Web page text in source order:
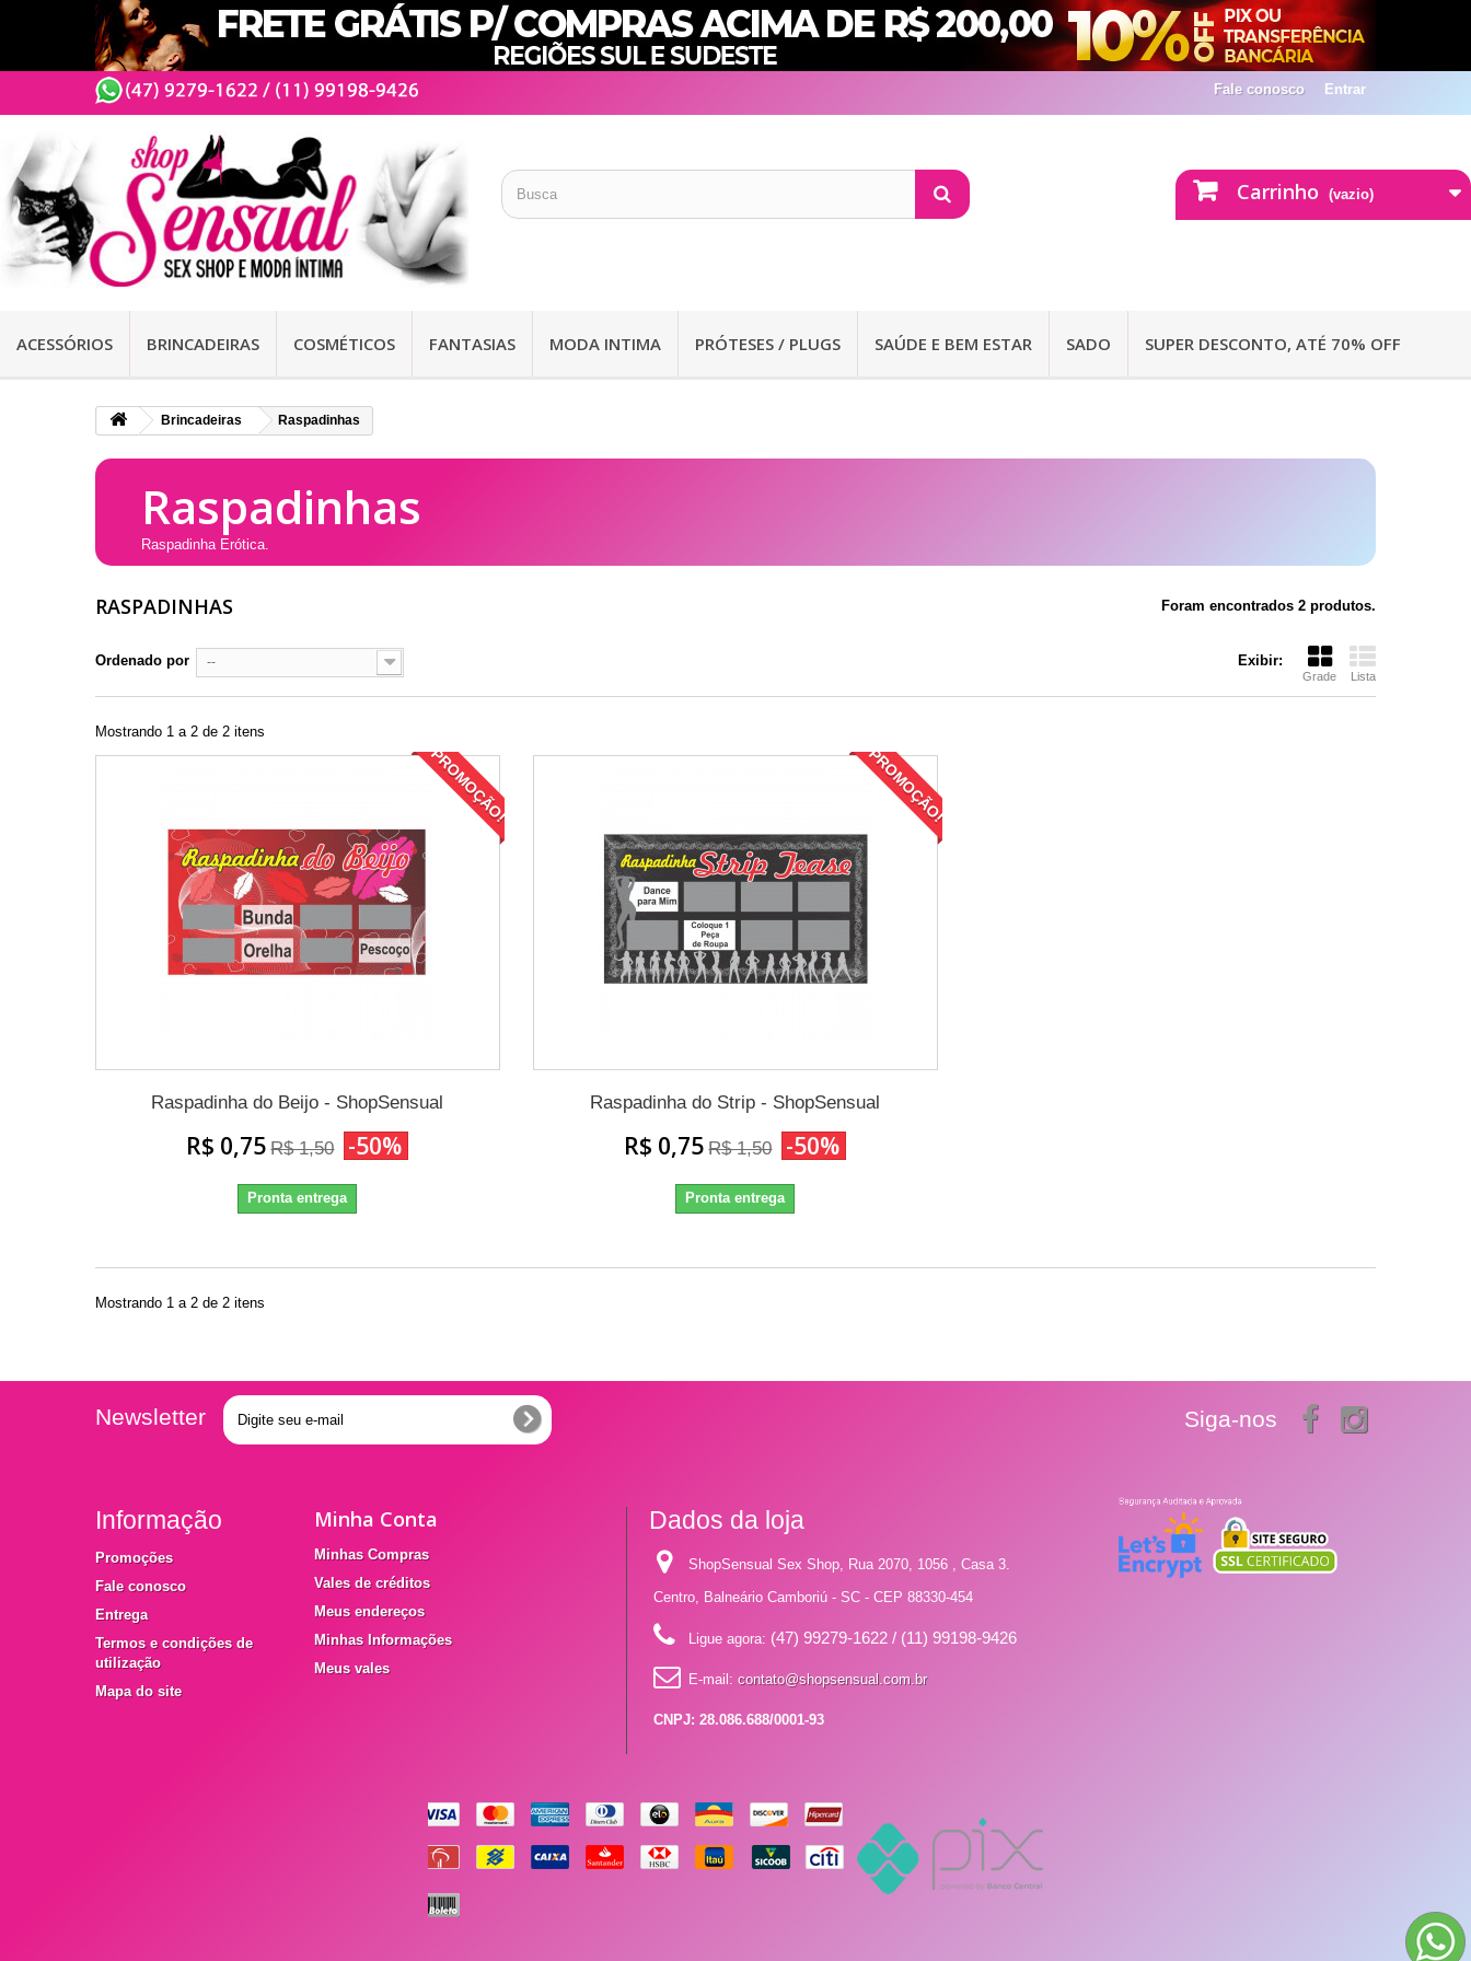
Entrar
Fale conosco
Carrinho (vazio)
ACESSÓRIOS BRINCADEIRAS COSMÉTICOS FANTASIAS MODA INTIMA PRÓTESES / PLUGS SAÚDE E BEM ESTAR SADO SUPER DESCONTO, ATÉ 70% OFF
Brincadeiras Raspadinhas
Raspadinhas
Raspadinha Erótica.
RASPADINHAS Foram encontrados 2 produtos.
Exibir:
Grade Lista
Ordenado por --
Mostrando 1 a 2 de 2 itens
PROMOÇÃO!
Raspadinha do Beijo - ShopSensual
R$ 0,75 R$ 1,50 -50%
Pronta entrega
PROMOÇÃO!
Raspadinha do Strip - ShopSensual
R$ 0,75 R$ 1,50 -50%
Pronta entrega
Mostrando 1 a 2 de 2 itens
Newsletter Siga-nos
Informação
Promoções
Fale conosco
Entrega
Termos e condições de
utilização
Mapa do site
Minha Conta
Minhas Compras
Vales de créditos
Meus endereços
Minhas Informações
Meus vales
Dados da loja
ShopSensual Sex Shop, Rua 2070, 1056 , Casa 3.
Centro, Balneário Camboriú - SC - CEP 88330-454
Ligue agora: (47) 99279-1622 / (11) 99198-9426
E-mail: contato@shopsensual.com.br
CNPJ: 28.086.688/0001-93